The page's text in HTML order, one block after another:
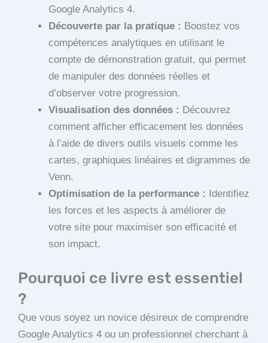
Google Analytics 4.
Découverte par la pratique : Boostez vos
compétences analytiques en utilisant le
compte de démonstration gratuit, qui permet
de manipuler des données réelles et
d’observer votre progression.
Visualisation des données : Découvrez
comment afficher efficacement les données
à l’aide de divers outils visuels comme les
cartes, graphiques linéaires et digrammes de
Venn.
Optimisation de la performance : Identifiez
les forces et les aspects à améliorer de
votre site pour maximiser son efficacité et
son impact.
Pourquoi ce livre est essentiel
?
Que vous soyez un novice désireux de comprendre
Google Analytics 4 ou un professionnel cherchant à